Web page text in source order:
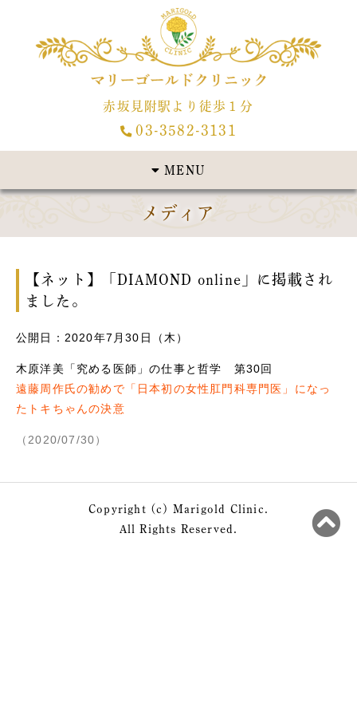
赤坂見附駅より徒歩１分
03-3582-3131
MENU
メディア
【ネット】「DIAMOND online」に掲載され
ました。
公開日：2020年7月30日（木）
木原洋美「究める医師」の仕事と哲学 第30回
遠藤周作氏の勧めで「日本初の女性肛門科専門医」になっ
たトキちゃんの決意
（2020/07/30）
Copyright (c) Marigold Clinic.
All Rights Reserved.